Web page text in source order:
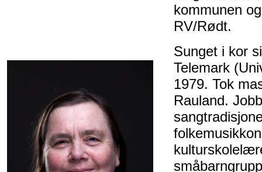
kommunen
RV/Rødt.
Sunget i kor
Telemark
1979. Tok
Rauland.